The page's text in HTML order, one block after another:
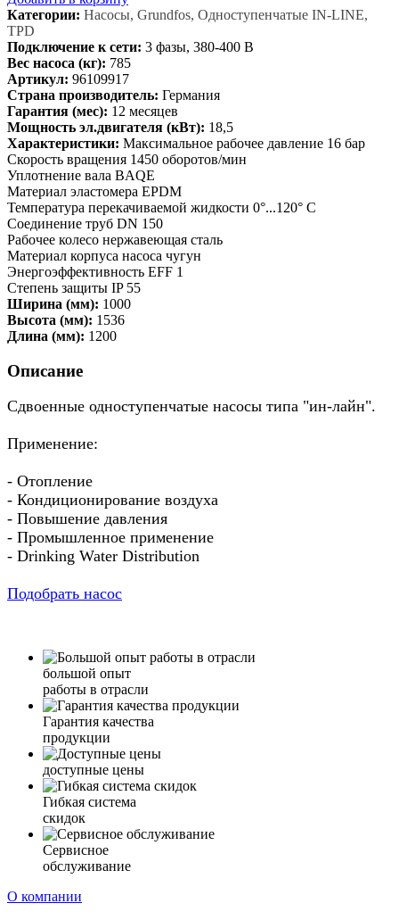
Категории: Насосы, Grundfos, Одноступенчатые IN-LINE,
TPD
Подключение к сети: 3 фазы, 380-400 В
Вес насоса (кг): 785
Артикул: 96109917
Страна производитель: Германия
Гарантия (мес): 12 месяцев
Мощность эл.двигателя (кВт): 18,5
Характеристики: Максимальное рабочее давление 16 бар
Скорость вращения 1450 оборотов/мин
Уплотнение вала BAQE
Материал эластомера EPDM
Температура перекачиваемой жидкости 0°...120° C
Соединение труб DN 150
Рабочее колесо нержавеющая сталь
Материал корпуса насоса чугун
Энергоэффективность EFF 1
Степень защиты IP 55
Ширина (мм): 1000
Высота (мм): 1536
Длина (мм): 1200
Описание
Сдвоенные одноступенчатые насосы типа "ин-лайн".
Применение:
- Отопление
- Кондиционирование воздуха
- Повышение давления
- Промышленное применение
- Drinking Water Distribution
Подобрать насос
большой опыт
работы в отрасли
Гарантия качества
продукции
доступные цены
Гибкая система
скидок
Сервисное
обслуживание
О компании